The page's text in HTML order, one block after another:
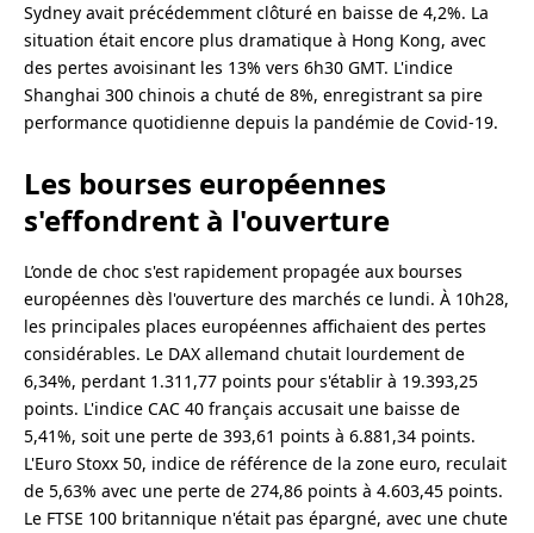
Sydney avait précédemment clôturé en baisse de 4,2%. La
situation était encore plus dramatique à Hong Kong, avec
des pertes avoisinant les 13% vers 6h30 GMT. L'indice
Shanghai 300 chinois a chuté de 8%, enregistrant sa pire
performance quotidienne depuis la pandémie de Covid-19.
Les bourses européennes
s'effondrent à l'ouverture
L’onde de choc s'est rapidement propagée aux bourses
européennes dès l'ouverture des marchés ce lundi. À 10h28,
les principales places européennes affichaient des pertes
considérables. Le DAX allemand chutait lourdement de
6,34%, perdant 1.311,77 points pour s'établir à 19.393,25
points. L'indice CAC 40 français accusait une baisse de
5,41%, soit une perte de 393,61 points à 6.881,34 points.
L'Euro Stoxx 50, indice de référence de la zone euro, reculait
de 5,63% avec une perte de 274,86 points à 4.603,45 points.
Le FTSE 100 britannique n'était pas épargné, avec une chute